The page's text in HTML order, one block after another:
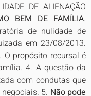
DE ALIENAÇÃO
BEM DE FAMÍLIA
de nulidade de
em 23/08/2013.
propósito recursal é
4. A questão da
com condutas que
5. Não pode